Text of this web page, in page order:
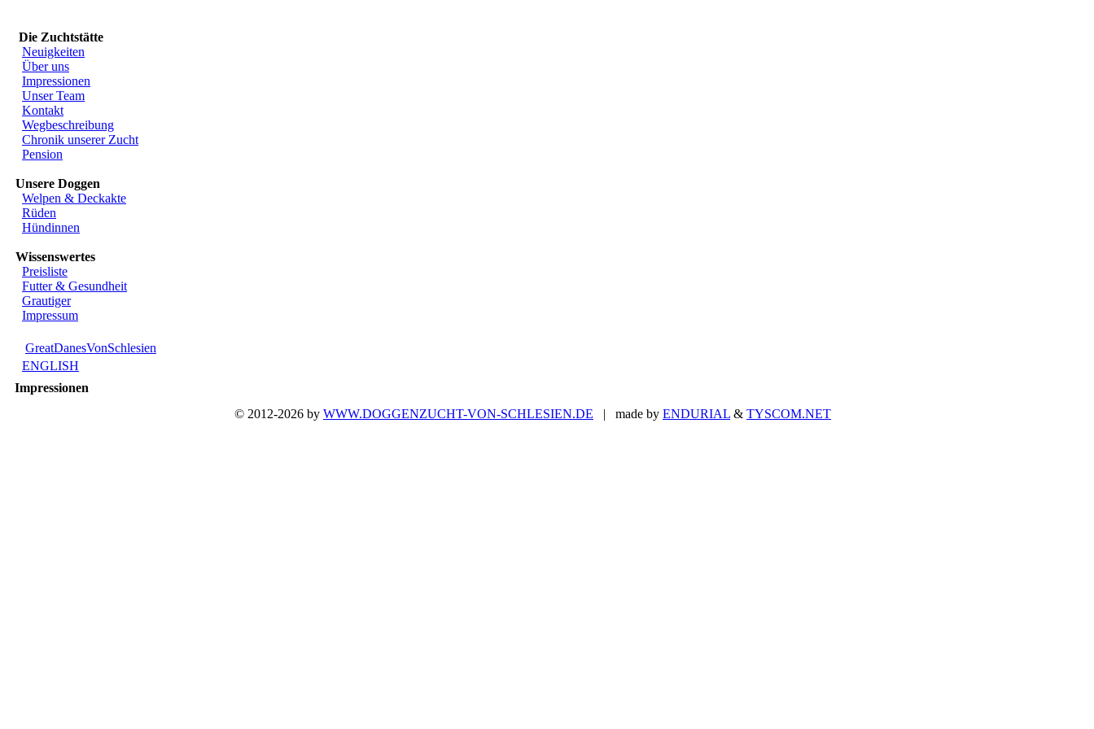
Die Zuchtstätte
Neuigkeiten
Über uns
Impressionen
Unser Team
Kontakt
Wegbeschreibung
Chronik unserer Zucht
Pension
Unsere Doggen
Welpen & Deckakte
Rüden
Hündinnen
Wissenswertes
Preisliste
Futter & Gesundheit
Grautiger
Impressum
GreatDanesVonSchlesien
ENGLISH
Impressionen
© 2012-2026 by WWW.DOGGENZUCHT-VON-SCHLESIEN.DE | made by ENDURIAL & TYSCOM.NET